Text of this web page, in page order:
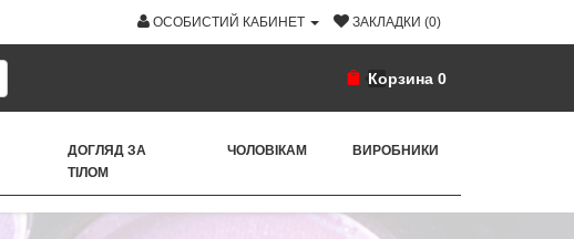
ОСОБИСТИЙ КАБИНЕТ ЗАКЛАДКИ (0)
Корзина 0
ДОГЛЯД ЗА
ТІЛОМ
ЧОЛОВІКАМ ВИРОБНИКИ